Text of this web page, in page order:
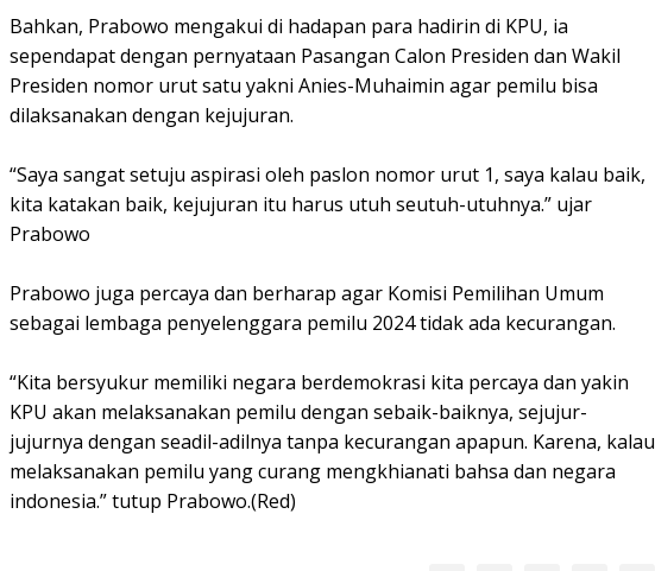
Bahkan, Prabowo mengakui di hadapan para hadirin di KPU, ia
sependapat dengan pernyataan Pasangan Calon Presiden dan Wakil
Presiden nomor urut satu yakni Anies-Muhaimin agar pemilu bisa
dilaksanakan dengan kejujuran.
“Saya sangat setuju aspirasi oleh paslon nomor urut 1, saya kalau baik,
kita katakan baik, kejujuran itu harus utuh seutuh-utuhnya.” ujar
Prabowo
Prabowo juga percaya dan berharap agar Komisi Pemilihan Umum
sebagai lembaga penyelenggara pemilu 2024 tidak ada kecurangan.
“Kita bersyukur memiliki negara berdemokrasi kita percaya dan yakin
KPU akan melaksanakan pemilu dengan sebaik-baiknya, sejujur-
jujurnya dengan seadil-adilnya tanpa kecurangan apapun. Karena, kalau
melaksanakan pemilu yang curang mengkhianati bahsa dan negara
indonesia.” tutup Prabowo.(Red)